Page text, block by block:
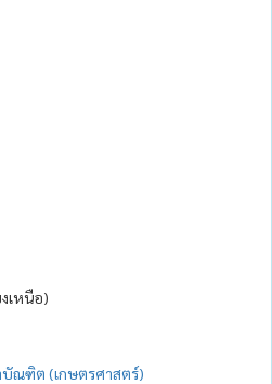
เหนือ)
ณฑิต (เกษตรศาสตร์)